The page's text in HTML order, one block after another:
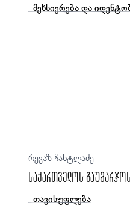
მეხსიერება და
რევაზ ჩანტლაძე
საქართველოს
თავისუფლება